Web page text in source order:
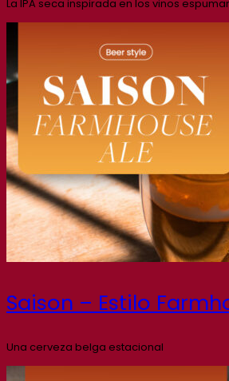
La IPA seca inspirada en los vinos
Saison – Estilo
Una cerveza belga estacional